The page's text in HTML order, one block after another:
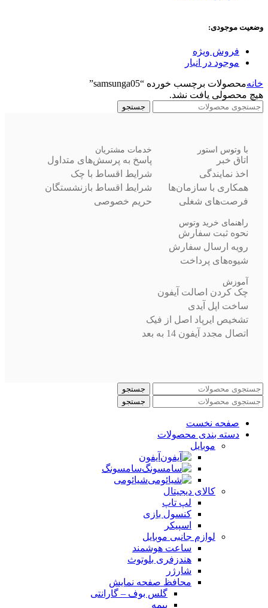
وضعیت موجودی:
فروش ویژه
موجود در انبار
خانهمحصولات برچسب خورده “samsunga05”
هیچ محصولی یافت نشد.
جستجو
با وتوس استور
اتاق خبر
اخذ نمایندگی
همکاری با سازمان‌ها
فرصت‌های شغلی
خدمات مشتریان
پاسخ به پرسش‌های متداول
شرایط اقساط با چک
شرایط اقساط بازنشستگان
حریم خصوصی
راهنمای خرید وتوس
نحوه ثبت سفارش
رویه ارسال سفارش
شیوه‌های پرداخت
آموزش
چک کردن اصالت آیفون
ساخت اپل آیدی
تشخیص ایرپاد اصل از فیک
اتصال مجدد آیفون 14 به بعد
جستجو
جستجو
صفحه نخست
دسته بندی محصولات
موبایل
آیفون
سامسونگ
شیائومی
کالای دیجیتال
لپ تاپ
کنسول بازی
اسپیکر
لوازم جانبی موبایل
ساعت هوشمند
هندزفری بلوتوث
شارژر
محافظ صفحه نمایش
گلس بوف – گارانتی
بیمه